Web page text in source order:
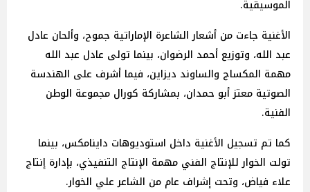
الموسيقية.
الأغنية جاءت من أشعار الشاعرة الإماراتية جموح، وألحان عادل
عبد الله، وتوزيع أحمد الرضوان، بينما تولى عادل عبد الله
مهمة المكساج والساوند ديزاين، فيما أشرف على الهندسة
الصوتية معتز أبو حمدان، بمشاركة كورال مجموعة الوطن
الفنية.
كما تم تسجيل الأغنية داخل استوديوهات داينامكس، بينما
تولت الخوار للإنتاج الفني مهمة الإنتاج التنفيذي، بإدارة إنتاج
علاء فياض، وتحت إشراف عام من الشاعر علي الخوار.